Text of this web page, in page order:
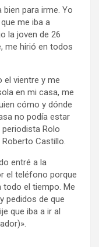
bien para irme. Yo
me iba a
la joven de 26
me hirió en todos
el vientre y me
en mi casa, me
cómo y dónde
no podía estar
Rolo
Castillo.
entré a la
el teléfono porque
todo el tiempo. Me
pedidos de que
que iba a ir al